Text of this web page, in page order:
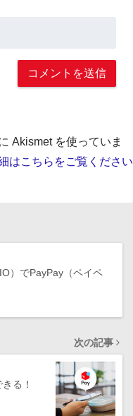
Akismet を使っていま
はこちらをご覧ください
）でPayPay（ペイペ
次の記事
る！